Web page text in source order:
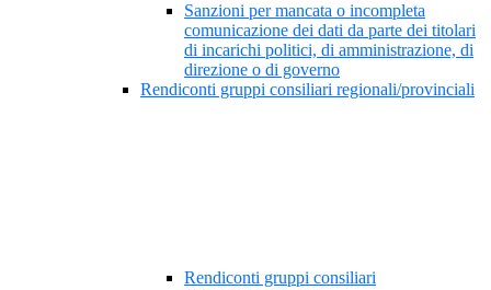
Sanzioni per mancata o incompleta
comunicazione dei dati da parte dei titolari
di incarichi politici, di amministrazione, di
direzione o di governo
Rendiconti gruppi consiliari regionali/provinciali
Rendiconti gruppi consiliari